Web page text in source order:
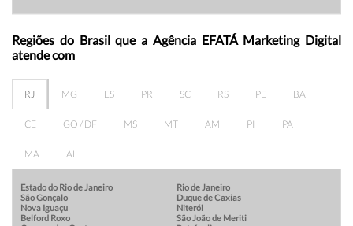
Regiões do Brasil que a Agência EFATÁ Marketing Digital
atende com
RJ MG ES PR SC RS PE BA
CE GO / DF MS MT AM PI PA
MA AL
Estado do Rio de Janeiro
Rio de Janeiro
São Gonçalo
Duque de Caxias
Nova Iguaçu
Niterói
Belford Roxo
São João de Meriti